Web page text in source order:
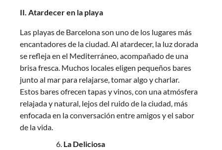
II. Atardecer en la playa
Las playas de Barcelona son uno de los lugares más
encantadores de la ciudad. Al atardecer, la luz dorada
se refleja en el Mediterráneo, acompañado de una
brisa fresca. Muchos locales eligen pequeños bares
junto al mar para relajarse, tomar algo y charlar.
Estos bares ofrecen tapas y vinos, con una atmósfera
relajada y natural, lejos del ruido de la ciudad, más
enfocada en la conversación entre amigos y el sabor
de la vida.
La Deliciosa